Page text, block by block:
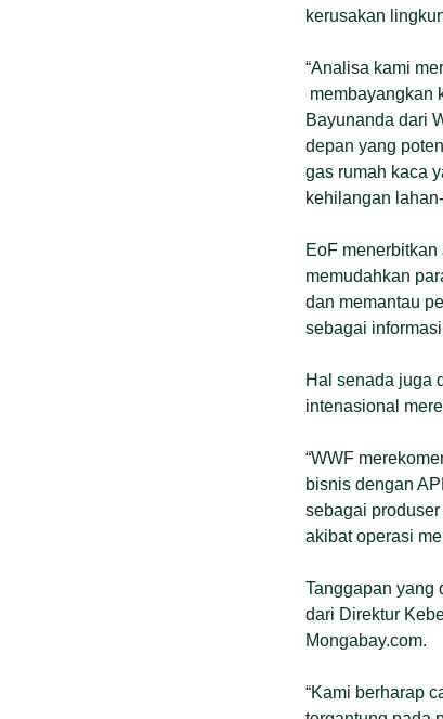
kerusakan
“Analisa kami
membayangkan
Bayunanda dari
depan yang
gas rumah kaca
kehilangan
EoF
memudahkan
dan memantau
sebagai
Hal senada juga
intenasional
“WWF
bisnis dengan
sebagai
akibat operasi
Tanggapan yang
dari Direktur
Mongabay.com.
“Kami berharap